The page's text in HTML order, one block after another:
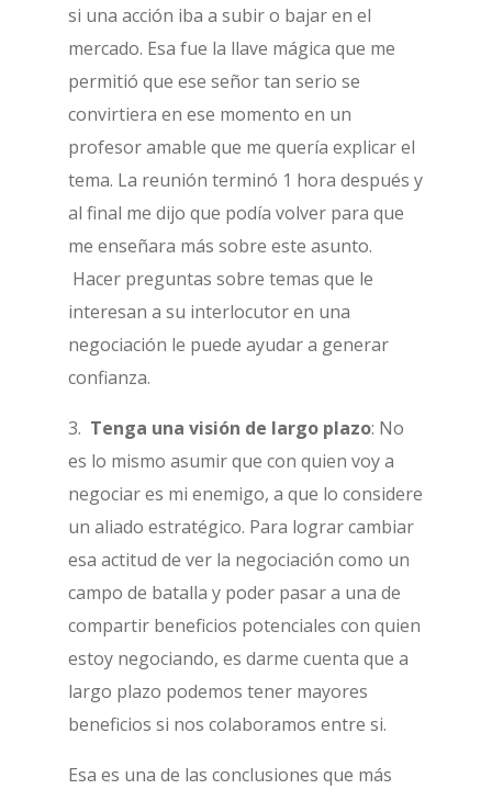
si una acción iba a subir o bajar en el
mercado. Esa fue la llave mágica que me
permitió que ese señor tan serio se
convirtiera en ese momento en un
profesor amable que me quería explicar el
tema. La reunión terminó 1 hora después y
al final me dijo que podía volver para que
me enseñara más sobre este asunto.
Hacer preguntas sobre temas que le
interesan a su interlocutor en una
negociación le puede ayudar a generar
confianza.
3. Tenga una visión de largo plazo: No
es lo mismo asumir que con quien voy a
negociar es mi enemigo, a que lo considere
un aliado estratégico. Para lograr cambiar
esa actitud de ver la negociación como un
campo de batalla y poder pasar a una de
compartir beneficios potenciales con quien
estoy negociando, es darme cuenta que a
largo plazo podemos tener mayores
beneficios si nos colaboramos entre si.
Esa es una de las conclusiones que más